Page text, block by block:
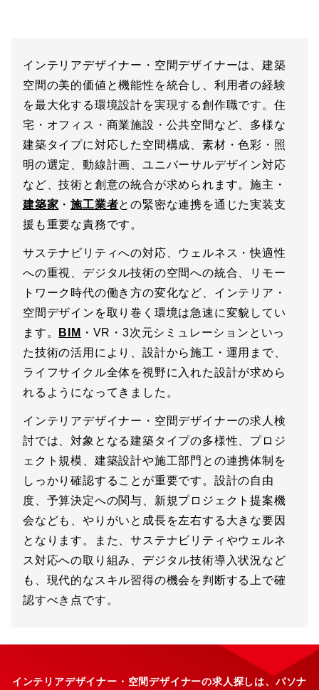
がります。
インテリアデザイナー・空間デザイナーは、建築
空間の美的価値と機能性を統合し、利用者の経験
を最大化する環境設計を実現する創作職です。住
宅・オフィス・商業施設・公共空間など、多様な
建築タイプに対応した空間構成、素材・色彩・照
明の選定、動線計画、ユニバーサルデザイン対応
など、技術と創意の統合が求められます。施主・
建築家 ・施工業者との緊密な連携を通じた実装支
援も重要な責務です。
サステナビリティへの対応、ウェルネス・快適性
への重視、デジタル技術の空間への統合、リモー
トワーク時代の働き方の変化など、インテリア・
空間デザインを取り巻く環境は急速に変貌してい
ます。
BIM ・VR・3次元シミュレーションといっ
た技術の活用により、設計から施工・運用まで、
ライフサイクル全体を視野に入れた設計が求めら
れるようになってきました。
インテリアデザイナー・空間デザイナーの求人検
討では、対象となる建築タイプの多様性、プロジ
ェクト規模、建築設計や施工部門との連携体制を
しっかり確認することが重要です。設計の自由
度、予算決定への関与、新規プロジェクト提案機
会なども、やりがいと成長を左右する大きな要因
となります。また、サステナビリティやウェルネ
ス対応への取り組み、デジタル技術導入状況など
も、現代的なスキル習得の機会を判断する上で確
認すべき点です。
インテリアデザイナー・空間デザイナーの求人探しは、パソナ